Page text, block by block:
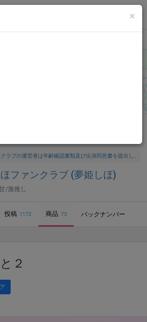
×
ます。
ラブの運営者は年齢確認書類及び出演同意書を提出し、
ファンクラブ (夢姫しほ)
/激推し
投稿 1172 商品 73 バックナンバー
２